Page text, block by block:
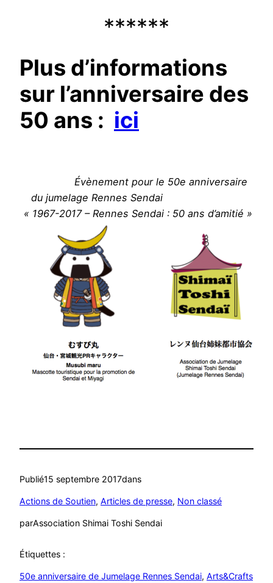
******
Plus d’informations
sur l’anniversaire des
50 ans : ici
Évènement pour le 50e anniversaire
du jumelage Rennes Sendai
« 1967-2017 – Rennes Sendai : 50 ans d’amitié »
Publié15 septembre 2017dans
Actions de Soutien, Articles de presse, Non classé
parAssociation Shimai Toshi Sendai
Étiquettes :
50e anniversaire de Jumelage Rennes Sendai, Arts&Crafts